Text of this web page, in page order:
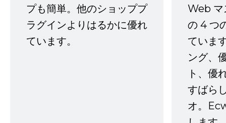
プも簡単。他のショッププ
ラグインよりはるかに優れ
ています。
Web マ
の 4 つ
ていま
ング、
ト、優
すばら
オ。